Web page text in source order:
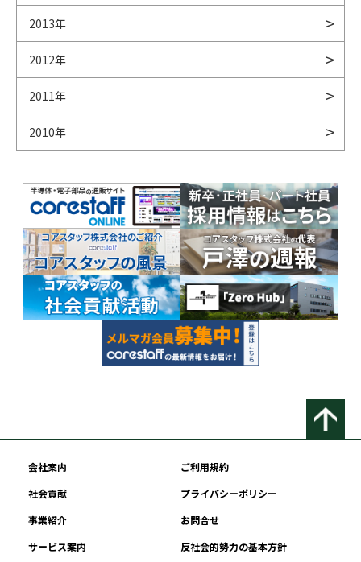
2013年
2012年
2011年
2010年
会社案内
ご利用規約
社会貢献
プライバシーポリシー
事業紹介
お問合せ
サービス案内
反社会的勢力の基本方針